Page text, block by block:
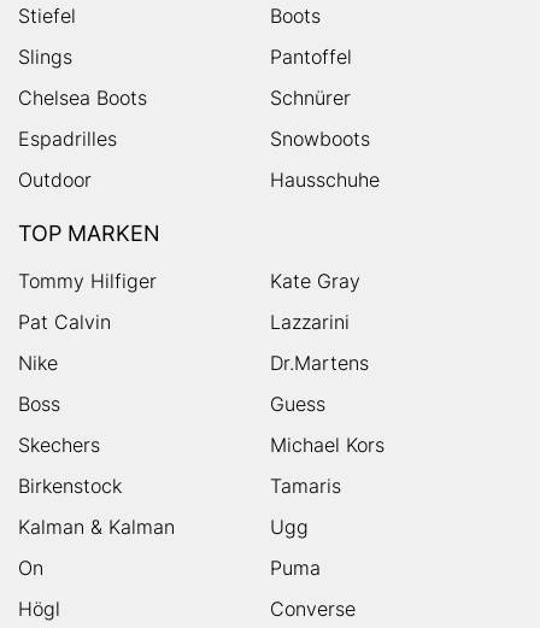
Stiefel
Boots
Slings
Pantoffel
Chelsea Boots
Schnürer
Espadrilles
Snowboots
Outdoor
Hausschuhe
TOP MARKEN
Tommy Hilfiger
Kate Gray
Pat Calvin
Lazzarini
Nike
Dr.Martens
Boss
Guess
Skechers
Michael Kors
Birkenstock
Tamaris
Kalman & Kalman
Ugg
On
Puma
Högl
Converse